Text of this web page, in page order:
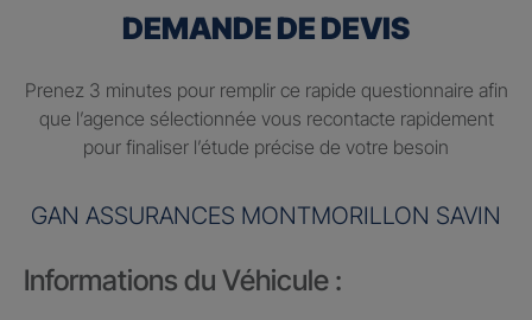
DEMANDE DE DEVIS
Prenez 3 minutes pour remplir ce rapide questionnaire afin
que l’agence sélectionnée vous recontacte rapidement
pour finaliser l’étude précise de votre besoin
GAN ASSURANCES MONTMORILLON SAVIN
Informations du Véhicule :